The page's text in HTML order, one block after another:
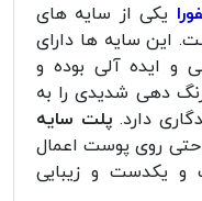
یکی از سایه های
این سایه ها دارای
و ایده آلی بوده و
رنگ دهی شدیدی را به
پلت سایه
روی پوست اعمال
یکدست و زیبایی